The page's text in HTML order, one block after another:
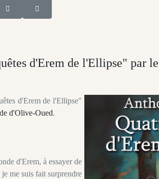
d'Erem de l'Ellipse" par
d'Erem de l'Ellipse"
d'Olive-Oued.
d'Erem, à essayer de
me suis fait surprendre